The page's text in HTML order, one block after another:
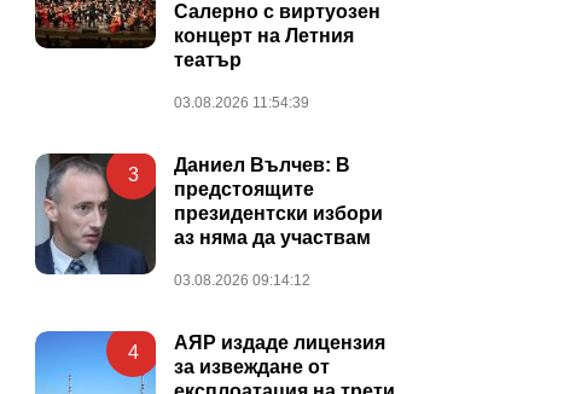
Салерно с виртуозен
концерт на Летния
театър
03.08.2026 11:54:39
3
Даниел Вълчев: В
предстоящите
президентски избори
аз няма да участвам
03.08.2026 09:14:12
4
АЯР издаде лицензия
за извеждане от